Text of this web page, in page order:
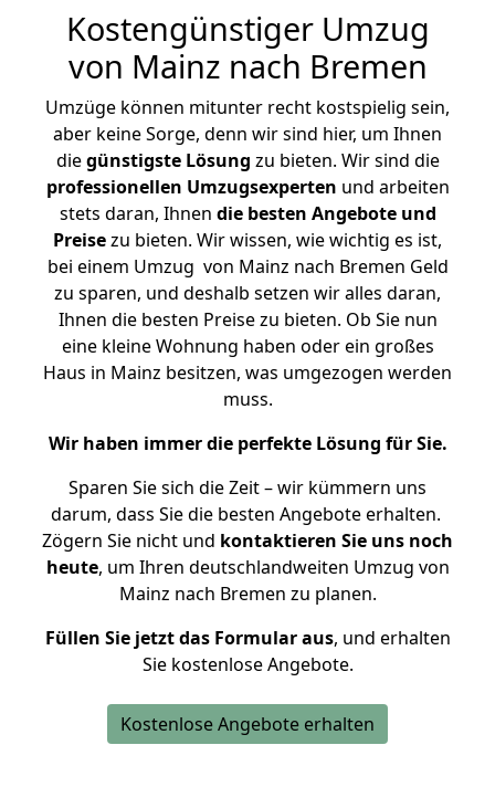
Kostengünstiger Umzug
von Mainz nach Bremen
Umzüge können mitunter recht kostspielig sein,
aber keine Sorge, denn wir sind hier, um Ihnen
diegünstigste Lösung zu bieten. Wir sind die
professionellen Umzugsexperten und arbeiten
stets daran, Ihnen die besten Angebote und
Preisezu bieten. Wir wissen, wie wichtig es ist,
bei einem Umzug von Mainz nach Bremen Geld
zu sparen, und deshalb setzen wir alles daran,
Ihnen die besten Preise zu bieten. Ob Sie nun
eine kleine Wohnung haben oder ein großes
Haus in Mainz besitzen, was umgezogen werden
muss.
Wir haben immer die perfekte Lösung für Sie.
Sparen Sie sich die Zeit – wir kümmern uns
darum, dass Sie die besten Angebote erhalten.
Zögern Sie nicht und kontaktieren Sie uns noch
heute, um Ihren deutschlandweiten Umzug von
Mainz nach Bremen zu planen.
Füllen Sie jetzt das Formular aus, und erhalten
Sie kostenlose Angebote.
Kostenlose Angebote erhalten